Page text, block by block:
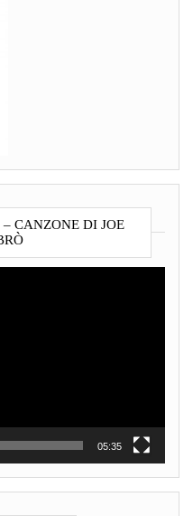
CANZONE DI JOE
05:35